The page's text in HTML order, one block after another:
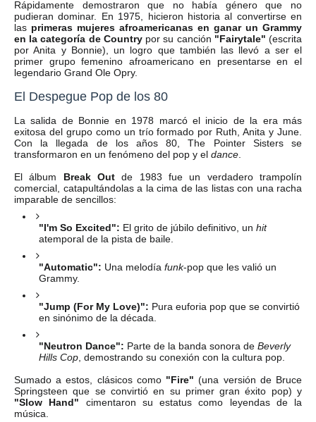
Rápidamente demostraron que no había género que no
pudieran dominar. En 1975, hicieron historia al convertirse en
las primeras mujeres afroamericanas en ganar un Grammy
en la categoría de Countrypor su canción "Fairytale" (escrita
por Anita y Bonnie), un logro que también las llevó a ser el
primer grupo femenino afroamericano en presentarse en el
legendario Grand Ole Opry.
El Despegue Pop de los 80
La salida de Bonnie en 1978 marcó el inicio de la era más
exitosa del grupo como un trío formado por Ruth, Anita y June.
Con la llegada de los años 80, The Pointer Sisters se
transformaron en un fenómeno del pop y el dance
El álbum Break Out de 1983 fue un verdadero trampolín
comercial, catapultándolas a la cima de las listas con una racha
imparable de sencillos:
"I'm So Excited": El grito de júbilo definitivo, un hit
atemporal de la pista de baile.
"Automatic": Una melodía funk-pop que les valió un
Grammy.
"Jump (For My Love)": Pura euforia pop que se convirtió
en sinónimo de la década.
"Neutron Dance": Parte de la banda sonora de Beverly
Hills Cop , demostrando su conexión con la cultura pop.
Sumado a estos, clásicos como "Fire" (una versión de Bruce
Springsteen que se convirtió en su primer gran éxito pop) y
"Slow Hand" cimentaron su estatus como leyendas de la
música.